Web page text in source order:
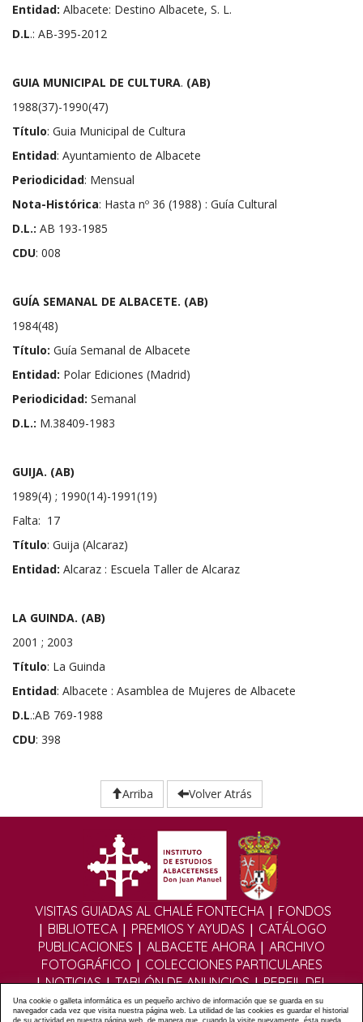
Entidad: Albacete: Destino Albacete, S. L.
D.L.: AB-395-2012
GUIA MUNICIPAL DE CULTURA. (AB)
1988(37)-1990(47)
Título: Guia Municipal de Cultura
Entidad: Ayuntamiento de Albacete
Periodicidad: Mensual
Nota-Histórica: Hasta nº 36 (1988) : Guía Cultural
D.L.: AB 193-1985
CDU: 008
GUÍA SEMANAL DE ALBACETE. (AB)
1984(48)
Título: Guía Semanal de Albacete
Entidad: Polar Ediciones (Madrid)
Periodicidad: Semanal
D.L.: M.38409-1983
GUIJA. (AB)
1989(4) ; 1990(14)-1991(19)
Falta: 17
Título: Guija (Alcaraz)
Entidad: Alcaraz : Escuela Taller de Alcaraz
LA GUINDA. (AB)
2001 ; 2003
Título: La Guinda
Entidad: Albacete : Asamblea de Mujeres de Albacete
D.L.:AB 769-1988
CDU: 398
Arriba Volver Atrás
VISITAS GUIADAS AL CHALÉ FONTECHA | FONDOS
| BIBLIOTECA| PREMIOS Y AYUDAS | CATÁLOGO
PUBLICACIONES | ALBACETE AHORA | ARCHIVO
FOTOGRÁFICO | COLECCIONES PARTICULARES
|NOTICIAS|TABLÓN DE ANUNCIOS|PERFIL DEL
CONTRATANTE|EDITORIAL DIGITAL|MULTIMEDIA
|FOROS|FORMULARIO DE CONTACTO|POLÍTICA
Una cookie o galleta informática es un pequeño archivo de información que se guarda en su
navegador cada vez que visita nuestra página web. La utilidad de las cookies es guardar el historial
de su actividad en nuestra página web, de manera que, cuando la visite nuevamente, ésta pueda